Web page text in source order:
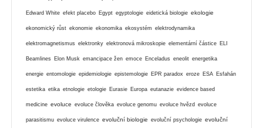
Edward White efekt placebo Egypt egyptologie eidetická biologie ekologie
ekonomický růst ekonomie ekonomika ekosystém elektrodynamika
elektromagnetismus elektronky elektronová mikroskopie elementární částice ELI
Beamlines Elon Musk emancipace žen emoce Enceladus eneolit energetika
energie entomologie epidemiologie epistemologie EPR paradox eroze ESA Esfahán
estetika etika etnologie etologie Eurasie Europa eutanazie evidence based
medicine evoluce evoluce člověka evoluce genomu evoluce hvězd evoluce
parasitismu evoluce virulence evoluční biologie evoluční psychologie evoluční